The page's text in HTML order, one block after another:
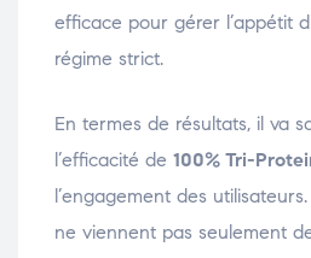
efficace pour gérer l’appétit
régime strict.
En termes de résultats, il va
l’efficacité de 100% Tri-
l’engagement des
ne viennent pas seulement